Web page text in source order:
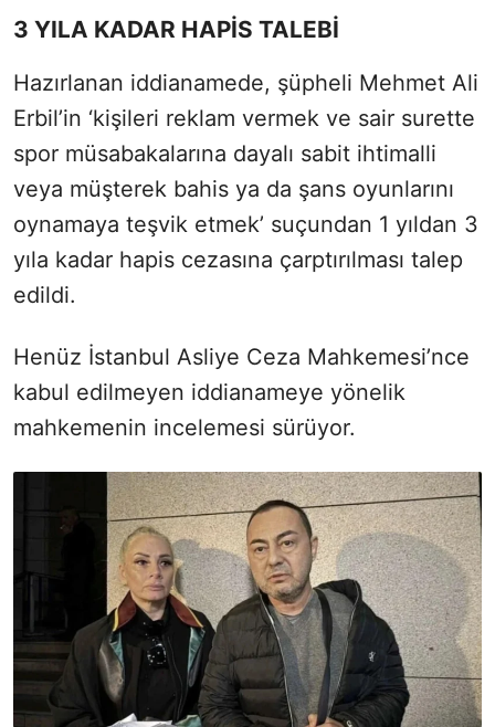
3 YILA KADAR HAPİS TALEBİ
Hazırlanan iddianamede, şüpheli Mehmet Ali
Erbil’in ‘kişileri reklam vermek ve sair surette
spor müsabakalarına dayalı sabit ihtimalli
veya müşterek bahis ya da şans oyunlarını
oynamaya teşvik etmek’ suçundan 1 yıldan 3
yıla kadar hapis cezasına çarptırılması talep
edildi.
Henüz İstanbul Asliye Ceza Mahkemesi’nce
kabul edilmeyen iddianameye yönelik
mahkemenin incelemesi sürüyor.